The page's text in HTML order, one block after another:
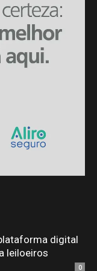
digital
leiloeiros
0